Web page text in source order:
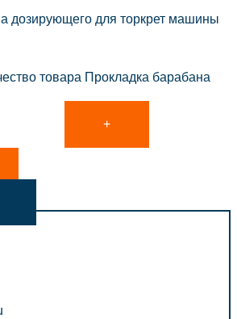
дозирующего для торкрет машины
товара Прокладка барабана